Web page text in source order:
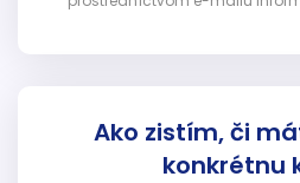
Ako zistím, či
konkrétnu